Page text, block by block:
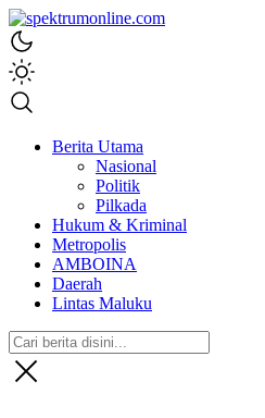
spektrumonline.com
Berita Utama
Nasional
Politik
Pilkada
Hukum & Kriminal
Metropolis
AMBOINA
Daerah
Lintas Maluku